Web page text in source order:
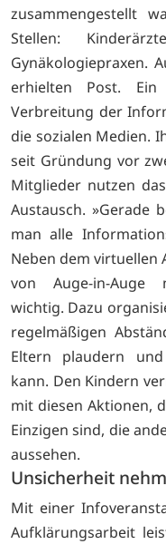
zusammengestellt
Stellen:
Gynäkologiepraxen.
erhielten Post.
Verbreitung der
die sozialen Medien.
seit Gründung vor
Mitglieder nutzen
Austausch. »Gerade
man alle
Neben dem virtuellen
von Auge-in-Auge
wichtig. Dazu
regelmäßigen
Eltern plaudern
kann. Den Kindern
mit diesen Aktionen,
Einzigen sind, die
aussehen.
Unsicherheit
Mit einer
Aufklärungsarbeit